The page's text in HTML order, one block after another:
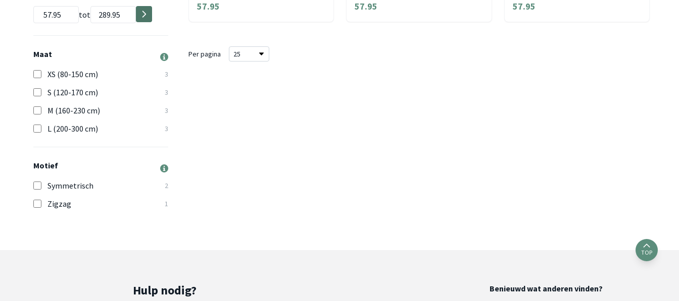
tot
Maat
XS (80-150 cm)
3
S (120-170 cm) 3
M (160-230 cm) 3
L (200-300 cm) 3
Motief
Symmetrisch
2
Zigzag 1
57.95 57.95 57.95
Per pagina
TOP
Hulp nodig? Benieuwd wat anderen vinden?